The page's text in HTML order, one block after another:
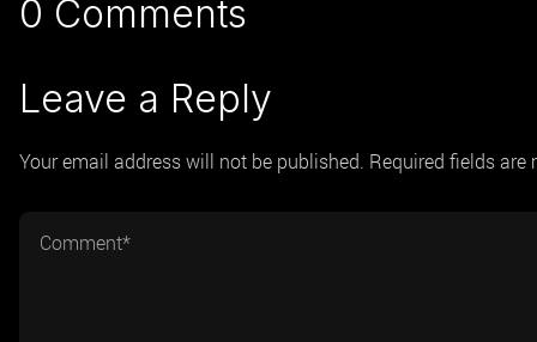
0 Comments
Leave a Reply
Your email address will not be published. Required fields are